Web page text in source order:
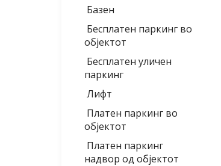
Базен
Бесплатен паркинг во
објектот
Бесплатен уличен
паркинг
Лифт
Платен паркинг во
објектот
Платен паркинг
надвор од објектот